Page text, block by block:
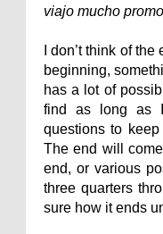
viajo mucho
I don’t think of
beginning,
has a lot of
find as long as
questions to
The end will
end, or various
three quarters
sure how it ends